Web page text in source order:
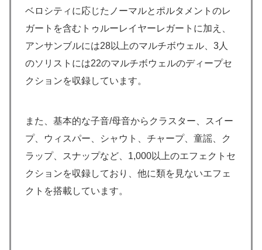
ベロシティに応じたノーマルとポルタメントのレ
ガートを含むトゥルーレイヤーレガートに加え、
アンサンブルには28以上のマルチボウェル、3人
のソリストには22のマルチボウェルのディープセ
クションを収録しています。
また、基本的な子音/母音からクラスター、スイー
プ、ウィスパー、シャウト、チャープ、童謡、ク
ラップ、スナップなど、1,000以上のエフェクトセ
クションを収録しており、他に類を見ないエフェ
クトを搭載しています。